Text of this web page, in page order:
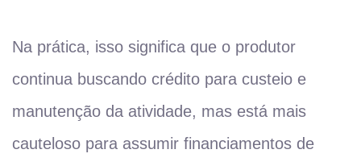
Na prática, isso significa que o produtor
continua buscando crédito para custeio e
manutenção da atividade, mas está mais
cauteloso para assumir financiamentos de